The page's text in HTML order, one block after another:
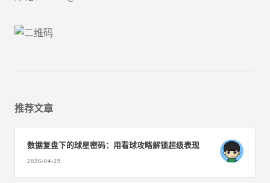
推荐文章
数据复盘下的球星密码：用看球攻略解锁超级表现
2026-04-29